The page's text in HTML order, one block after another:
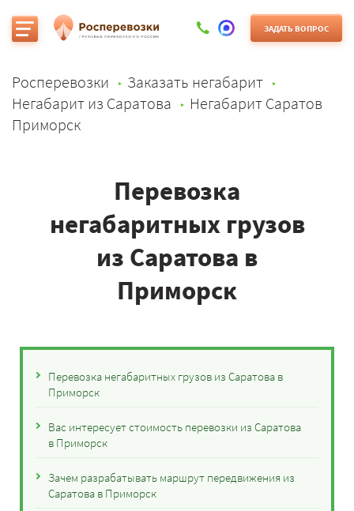
ЗАДАТЬ ВОПРОС
Росперевозки
Заказать негабарит
Негабарит из Саратова
Негабарит Саратов
Приморск
Перевозка
негабаритных грузов
из Саратова в
Приморск
Перевозка негабаритных грузов из Саратова в
Приморск
Вас интересует стоимость перевозки из Саратова
в Приморск
Зачем разрабатывать маршрут передвижения из
Саратова в Приморск